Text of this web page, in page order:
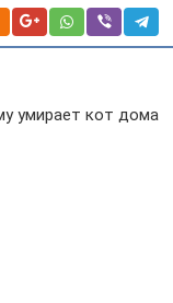
умирает кот дома